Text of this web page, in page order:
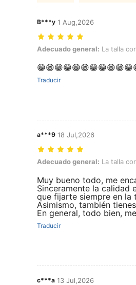
B***y 1 Aug,2026
Adecuado general: La talla
Adecuado general: La talla
Traducir
a***9 18 Jul,2026
Adecuado general: La talla
Adecuado general: La talla
Muy bueno todo, me
Sinceramente la calidad
que fijarte siempre en la
Asimismo, también
En general, todo bien,
Traducir
c***a 13 Jul,2026